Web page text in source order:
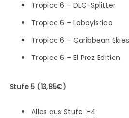
Tropico 6 – DLC-Splitter
Tropico 6 – Lobbyistico
Tropico 6 – Caribbean Skies
Tropico 6 – El Prez Edition
Stufe 5 (13,85€)
Alles aus Stufe 1-4